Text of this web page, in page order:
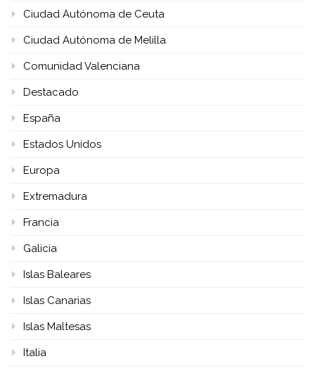
Ciudad Autónoma de Ceuta
Ciudad Autónoma de Melilla
Comunidad Valenciana
Destacado
España
Estados Unidos
Europa
Extremadura
Francia
Galicia
Islas Baleares
Islas Canarias
Islas Maltesas
Italia